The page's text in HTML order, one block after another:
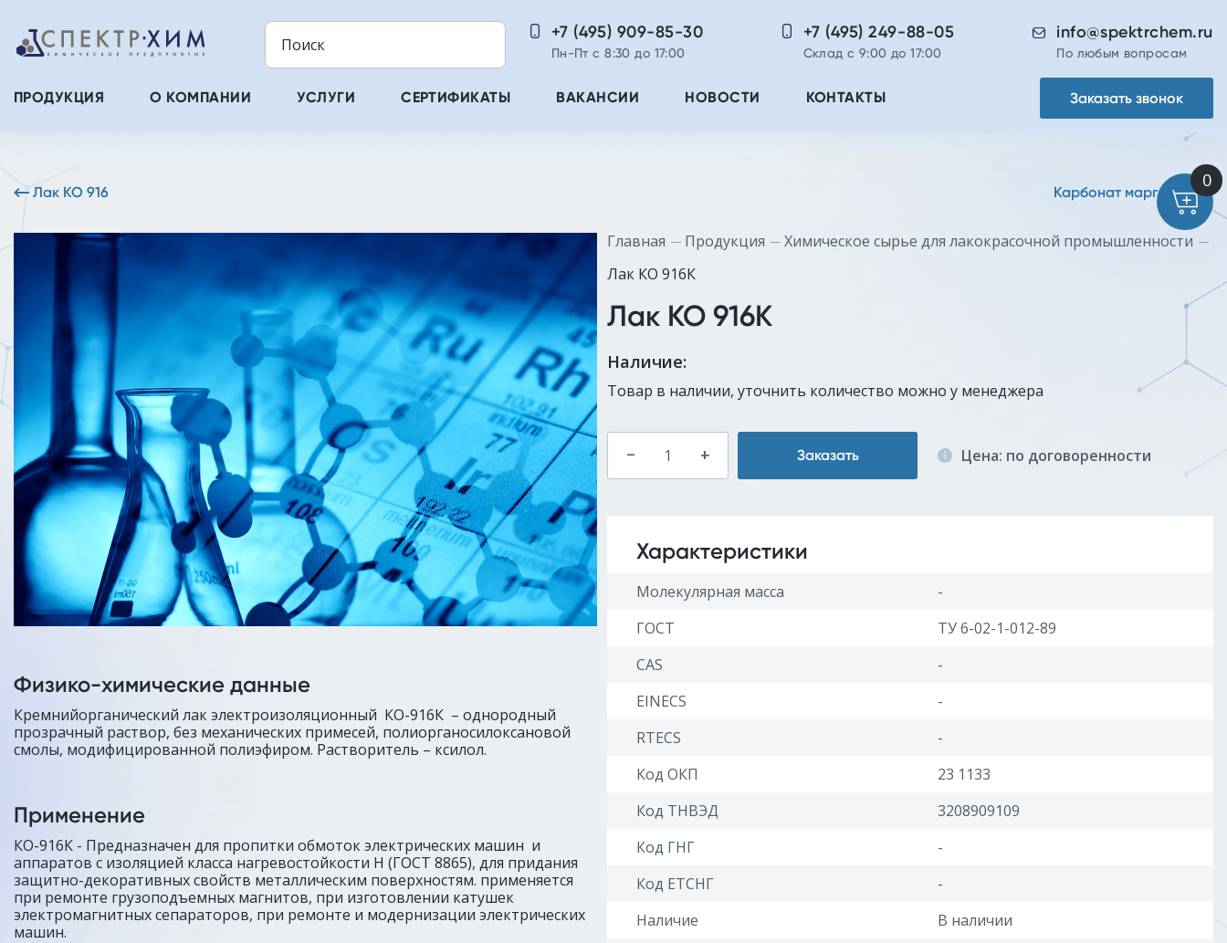
info@spektrchem.ru
По любым вопросам
+7 (495) 249-88-05
Склад с 9:00 до 17:00
+7 (495) 909-85-30
Пн-Пт с 8:30 до 17:00
ПРОДУКЦИЯ О КОМПАНИИ УСЛУГИ СЕРТИФИКАТЫ ВАКАНСИИ НОВОСТИ КОНТАКТЫ Заказать звонок
Лак КО 916 Карбонат марганца
Физико-химические данные
Кремнийорганический лак электроизоляционный КО-916К – однородный
прозрачный раствор, без механических примесей, полиорганосилоксановой
смолы, модифицированной полиэфиром. Растворитель – ксилол.
Применение
КО-916К - Предназначен для пропитки обмоток электрических машин и
аппаратов с изоляцией класса нагревостойкости Н (ГОСТ 8865), для придания
защитно-декоративных свойств металлическим поверхностям. применяется
при ремонте грузоподъемных магнитов, при изготовлении катушек
электромагнитных сепараторов, при ремонте и модернизации электрических
машин.
Главная Продукция
Химическое сырье для лакокрасочной промышленности
Лак КО 916К
Лак КО 916К
Наличие:
Товар в наличии, уточнить количество можно у менеджера
– + Заказать Цена: по договоренности
Характеристики
Молекулярная масса
-
ГОСТ
ТУ 6-02-1-012-89
CAS
-
EINECS
-
RTECS
-
Код ОКП
23 1133
Код ТНВЭД
3208909109
Код ГНГ
-
Код ЕТСНГ
-
Наличие
В наличии